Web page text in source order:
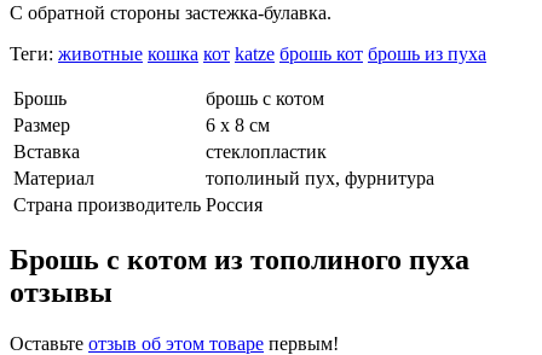
С обратной стороны застежка-булавка.
Теги: животные кошка кот katze брошь кот брошь из пуха
Брошь
брошь с котом
Размер
6 х 8 см
Вставка
стеклопластик
Материал
тополиный пух, фурнитура
Страна производитель Россия
Брошь с котом из тополиного пуха
отзывы
Оставьте отзыв об этом товаре первым!